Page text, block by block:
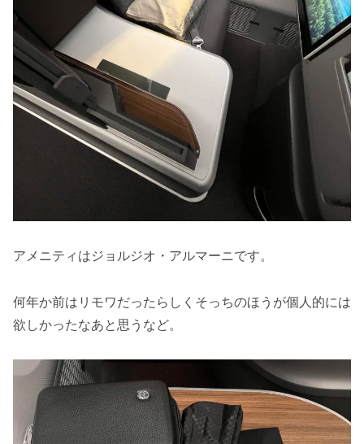
アメニティはジョルジオ・アルマーニです。
何年か前はリモワだったらしくそっちのほうが個人的には
欲しかったなあと思うなど。